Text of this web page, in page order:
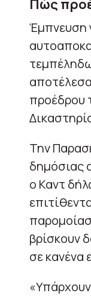
Πώς
Έμπνευση
προέδρου
Την
δημόσιας
ο Καντ
βρίσκουν
σε κανένα